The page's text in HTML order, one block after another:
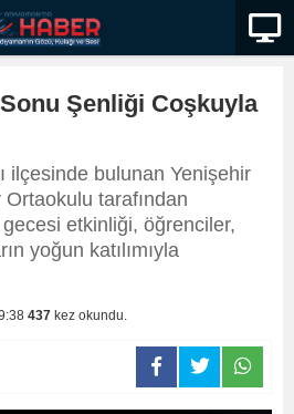
Sonu Şenliği Coşkuyla
ilçesinde bulunan Yenişehir
tarafından
etkinliği, öğrenciler,
yoğun katılımıyla
437 kez okundu.